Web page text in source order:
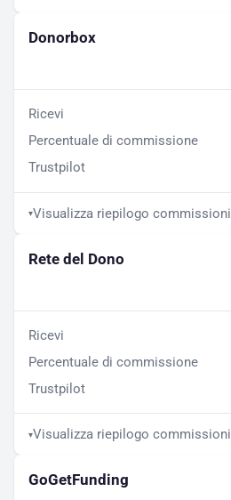
Donorbox
Ricevi
Percentuale di commissione
Trustpilot
▾Visualizza riepilogo commissioni
Rete del Dono
Ricevi
Percentuale di commissione
Trustpilot
▾Visualizza riepilogo commissioni
GoGetFunding